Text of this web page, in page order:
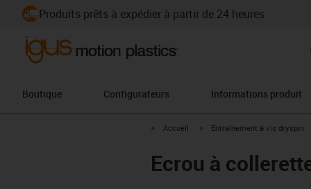
Produits prêts à expédier à partir de 24 heures
Boutique Configurateurs Informations produit
igus-icon-arrow-right
Accueil igus-icon-arrow-right
Entraînement à vis dryspin
Ecrou à